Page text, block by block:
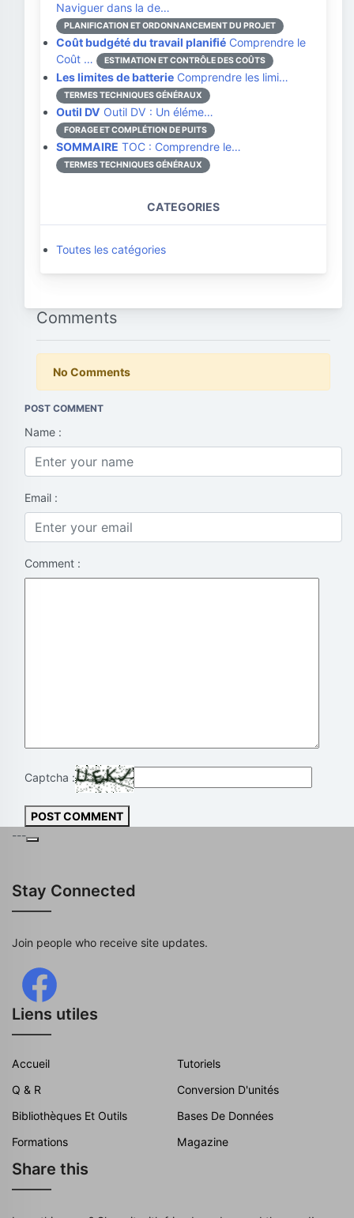
Naviguer dans la de…
PLANIFICATION ET ORDONNANCEMENT DU PROJET
Coût budgété du travail planifié Comprendre le
Coût …
ESTIMATION ET CONTRÔLE DES COÛTS
Les limites de batterie Comprendre les limi…
TERMES TECHNIQUES GÉNÉRAUX
Outil DV Outil DV : Un éléme…
FORAGE ET COMPLÉTION DE PUITS
SOMMAIRE TOC : Comprendre le…
TERMES TECHNIQUES GÉNÉRAUX
CATEGORIES
Toutes les catégories
Comments
No Comments
POST COMMENT
Name :
Email :
Comment :
Captcha :
POST COMMENT
---
Stay Connected
Join people who receive site updates.
Liens utiles
Accueil
Tutoriels
Q & R
Conversion D'unités
Bibliothèques Et Outils
Bases De Données
Formations
Magazine
Share this